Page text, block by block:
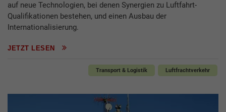
auf neue Technologien, bei denen Synergien zu Luftfahrt-
Qualifikationen bestehen, und einen Ausbau der
Internationalisierung.
JETZT LESEN
Transport & Logistik Luftfrachtverkehr